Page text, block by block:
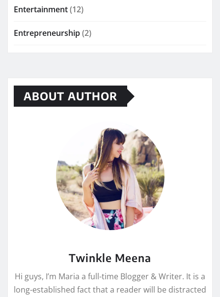
Entertainment(12)
Entrepreneurship(2)
ABOUT AUTHOR
Twinkle Meena
Hi guys, I’m Maria a full-time Blogger & Writer. It is a
long-established fact that a reader will be distracted